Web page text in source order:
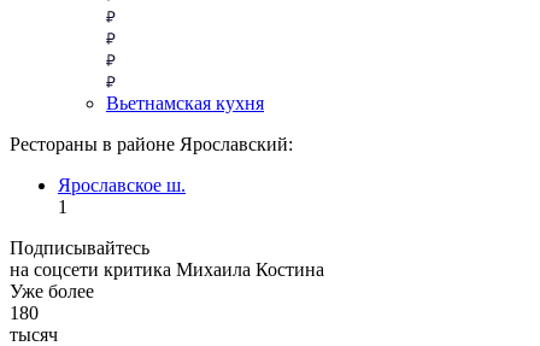
Вьетнамская кухня
Рестораны в районе Ярославский:
Ярославское ш.
1
Подписывайтесь
на соцсети критика Михаила Костина
Уже более
180
тысяч